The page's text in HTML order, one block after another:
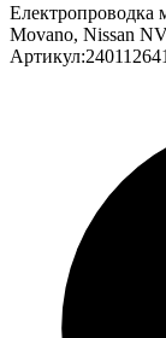
Електропроводка
Movano, Nissan
Артикул: